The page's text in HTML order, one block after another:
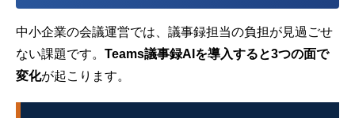
中小企業の会議運営では、議事録担当の負担が見過ごせ
ない課題です。 Teams議事録AIを導入すると3つの面で
変化が起こります。